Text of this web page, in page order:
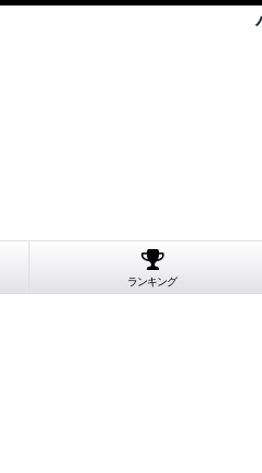
ランキング